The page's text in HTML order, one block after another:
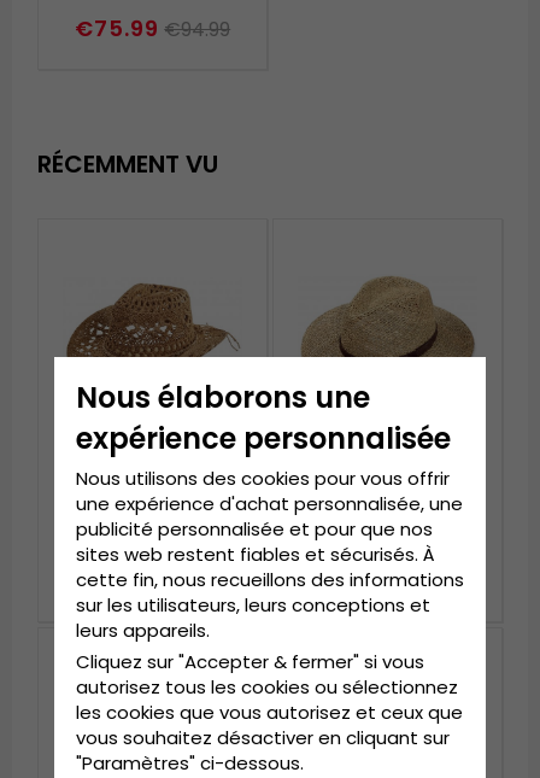
€75.99 €94.99
RÉCEMMENT VU
Chapeaux - Gårda
Manzanillo Cowboy
(nature sombre)
€39.99
Chapeaux - Gårda
Arese Seagrass Fedora
(nature)
€59.99
Nouveauté
Nous élaborons une
expérience personnalisée
Nous utilisons des cookies pour vous offrir
une expérience d'achat personnalisée, une
publicité personnalisée et pour que nos
sites web restent fiables et sécurisés. À
cette fin, nous recueillons des informations
sur les utilisateurs, leurs conceptions et
leurs appareils.
Cliquez sur "Accepter & fermer" si vous
autorisez tous les cookies ou sélectionnez
les cookies que vous autorisez et ceux que
vous souhaitez désactiver en cliquant sur
"Paramètres" ci-dessous.